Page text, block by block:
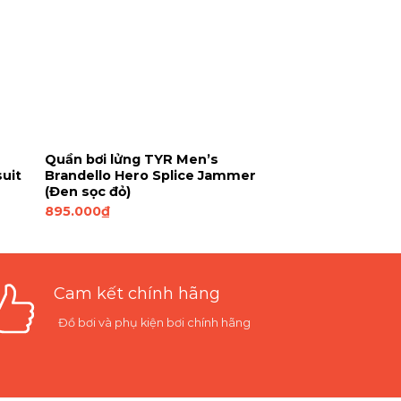
Quần bơi lửng TYR Men’s
Brandello Hero Splice Jammer
(Đen sọc đỏ)
895.000₫
Cam kết chính hãng
Đồ bơi và phụ kiện bơi chính hãng